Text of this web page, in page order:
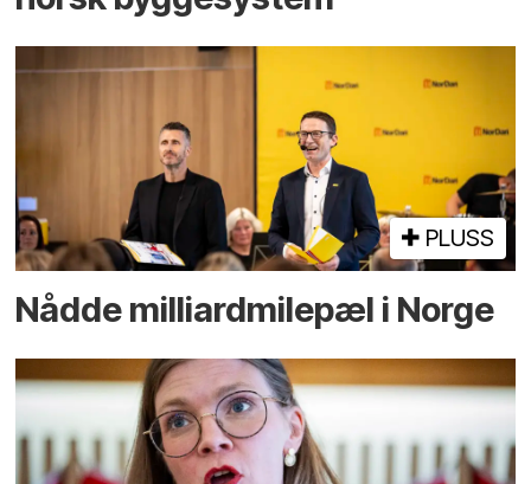
PLUSS
Nådde milliard­­milepæl i Norge